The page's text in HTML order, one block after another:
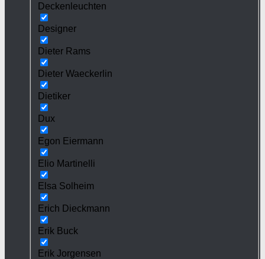
Deckenleuchten
Designer
Dieter Rams
Dieter Waeckerlin
Dietiker
Dux
Egon Eiermann
Elio Martinelli
Elsa Solheim
Erich Dieckmann
Erik Buck
Erik Jorgensen